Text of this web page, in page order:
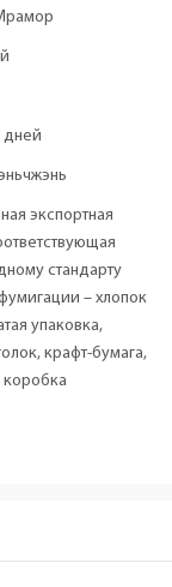
дней
экспортная
стандарту
– хлопок
упаковка,
крафт-бумага,